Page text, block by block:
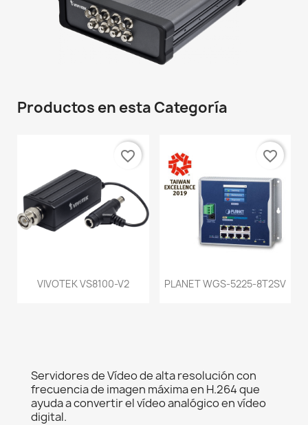
Productos en esta Categoría
VIVOTEK VS8100-V2
favorite_border
PLANET WGS-5225-8T2SV
favorite_border
Servidores de Vídeo de alta resolución con
frecuencia de imagen máxima en H.264 que
ayuda a convertir el vídeo analógico en vídeo
digital.